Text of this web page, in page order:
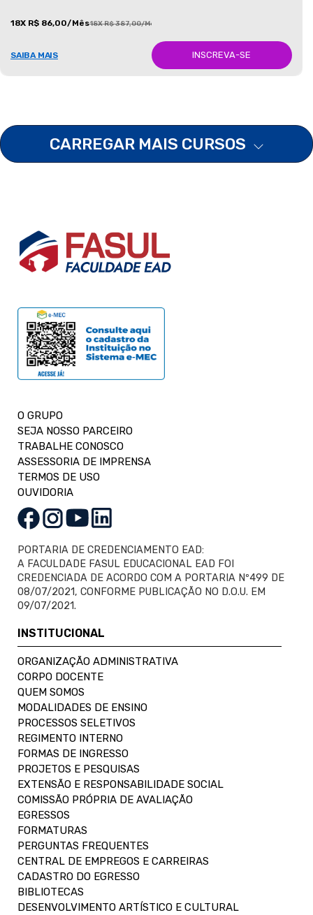
18X R$ 86,00/Mês18X R$ 387,00/Mês
SAIBA MAIS INSCREVA-SE
CARREGAR MAIS CURSOS
O GRUPO
SEJA NOSSO PARCEIRO
TRABALHE CONOSCO
ASSESSORIA DE IMPRENSA
TERMOS DE USO
OUVIDORIA
PORTARIA DE CREDENCIAMENTO EAD:
A FACULDADE FASUL EDUCACIONAL EAD FOI
CREDENCIADA DE ACORDO COM A PORTARIA Nº499 DE
08/07/2021, CONFORME PUBLICAÇÃO NO D.O.U. EM
09/07/2021.
INSTITUCIONAL
ORGANIZAÇÃO ADMINISTRATIVA
CORPO DOCENTE
QUEM SOMOS
MODALIDADES DE ENSINO
PROCESSOS SELETIVOS
REGIMENTO INTERNO
FORMAS DE INGRESSO
PROJETOS E PESQUISAS
EXTENSÃO E RESPONSABILIDADE SOCIAL
COMISSÃO PRÓPRIA DE AVALIAÇÃO
EGRESSOS
FORMATURAS
PERGUNTAS FREQUENTES
CENTRAL DE EMPREGOS E CARREIRAS
CADASTRO DO EGRESSO
BIBLIOTECAS
DESENVOLVIMENTO ARTÍSTICO E CULTURAL